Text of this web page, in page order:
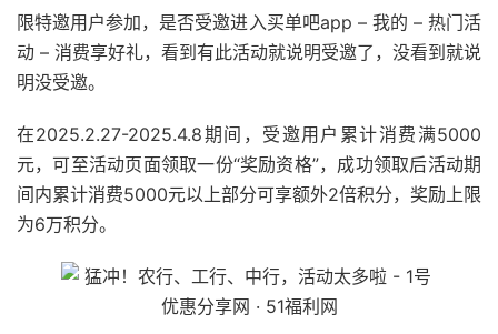
限特邀用户参加，是否受邀进入买单吧app – 我的 – 热门活
动 – 消费享好礼，看到有此活动就说明受邀了，没看到就说
明没受邀。
在2025.2.27-2025.4.8期间，受邀用户累计消费满5000
元，可至活动页面领取一份“奖励资格”，成功领取后活动期
间内累计消费5000元以上部分可享额外2倍积分，奖励上限
为6万积分。